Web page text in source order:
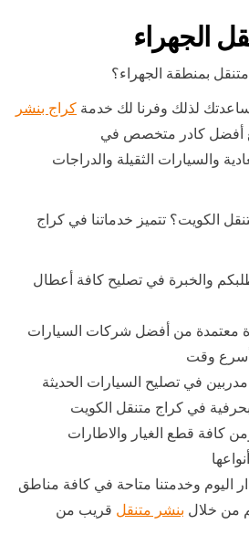
الجهراء
بمنطقة الجهراء؟
لذلك وفرنا لك خدمة كراج بنشر
أفضل كادر متخصص في
والسيارات الثقيلة والدراجات
الكويت؟ تتميز خدماتنا في كراج
والخبرة في تصليح كافة أعطال
معتمدة من أفضل شركات السيارات
وقت
في تصليح السيارات الحديثة
بحرفية في كراج متنقل الكويت
كافة قطع الغيار والاطارات
اليوم وخدمتنا متاحة في كافة مناطق
من خلال بنشر متنقل قريب من